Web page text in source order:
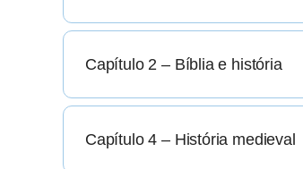
Capítulo 2 – Bíblia e história
Capítulo 4 – História medieval